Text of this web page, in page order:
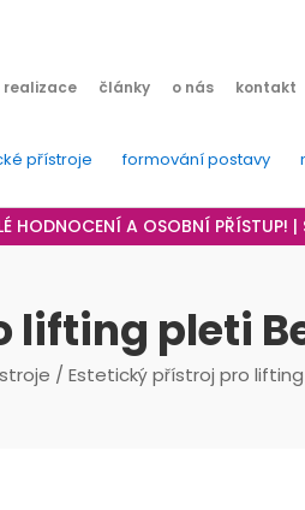
realizace články o nás kontakt
přístroje formování postavy
A OSOBNÍ PŘÍSTUP! |
pleti
/ Estetický přístroj pro